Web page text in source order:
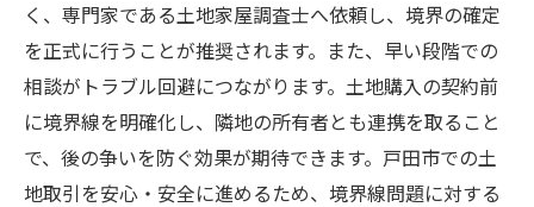
く、専門家である土地家屋調査士へ依頼し、境界の確定
を正式に行うことが推奨されます。また、早い段階での
相談がトラブル回避につながります。土地購入の契約前
に境界線を明確化し、隣地の所有者とも連携を取ること
で、後の争いを防ぐ効果が期待できます。戸田市での土
地取引を安心・安全に進めるため、境界線問題に対する